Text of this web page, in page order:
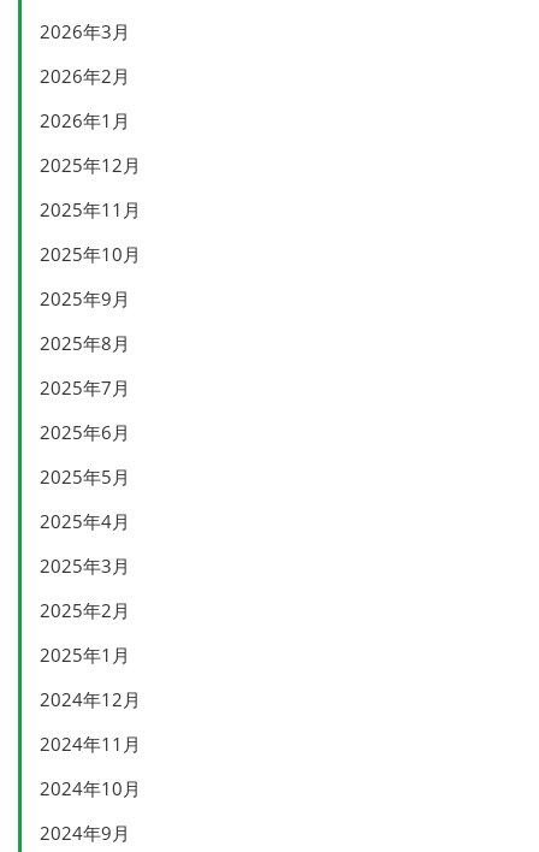
2026年3月
2026年2月
2026年1月
2025年12月
2025年11月
2025年10月
2025年9月
2025年8月
2025年7月
2025年6月
2025年5月
2025年4月
2025年3月
2025年2月
2025年1月
2024年12月
2024年11月
2024年10月
2024年9月